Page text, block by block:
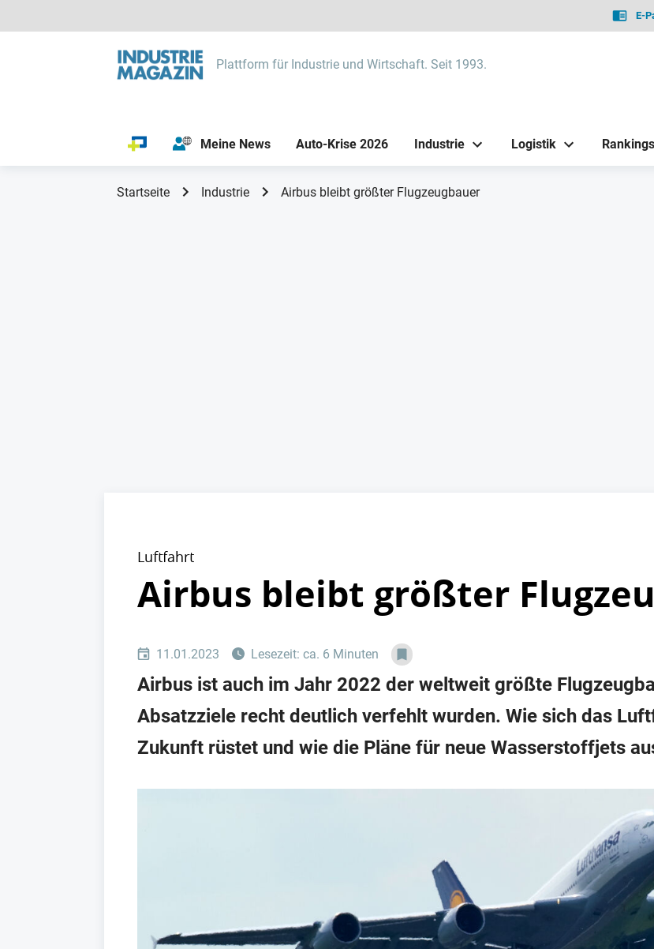
E-
Plattform für Industrie und Wirtschaft. Seit 1993.
Meine News Auto-Krise 2026 Industrie Logistik Rankings
Startseite Industrie Airbus bleibt größter Flugzeugbauer
Luftfahrt
Airbus bleibt größter
11.01.2023 Lesezeit: ca. 6 Minuten
Airbus ist auch im Jahr 2022 der weltweit größte
Absatzziele recht deutlich verfehlt wurden. Wie sich das
Zukunft rüstet und wie die Pläne für neue Wasserstoffjets